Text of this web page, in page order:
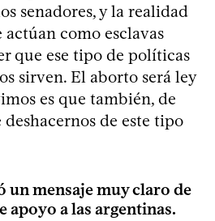
senadores, y la realidad
actúan como esclavas
que ese tipo de políticas
sirven. El aborto será ley
es que también, de
deshacernos de este tipo
un mensaje muy claro de
apoyo a las argentinas.